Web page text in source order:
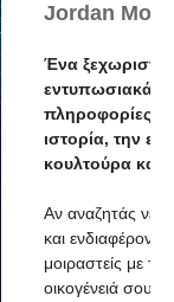
Jordan
Ένα ξεχωριστό
εντυπωσιακά
πληροφορίες
ιστορία, την
κουλτούρα και
Αν αναζητάς
και ενδιαφέροντα
μοιραστείς με
οικογένειά σου,